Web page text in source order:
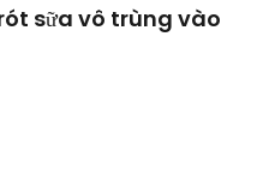
sữa vô trùng vào